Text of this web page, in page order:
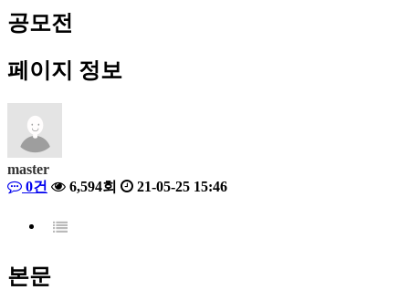
공모전
페이지 정보
master
0건
6,594회 21-05-25 15:46
본문